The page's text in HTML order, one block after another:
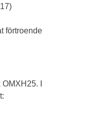
förtroende
I